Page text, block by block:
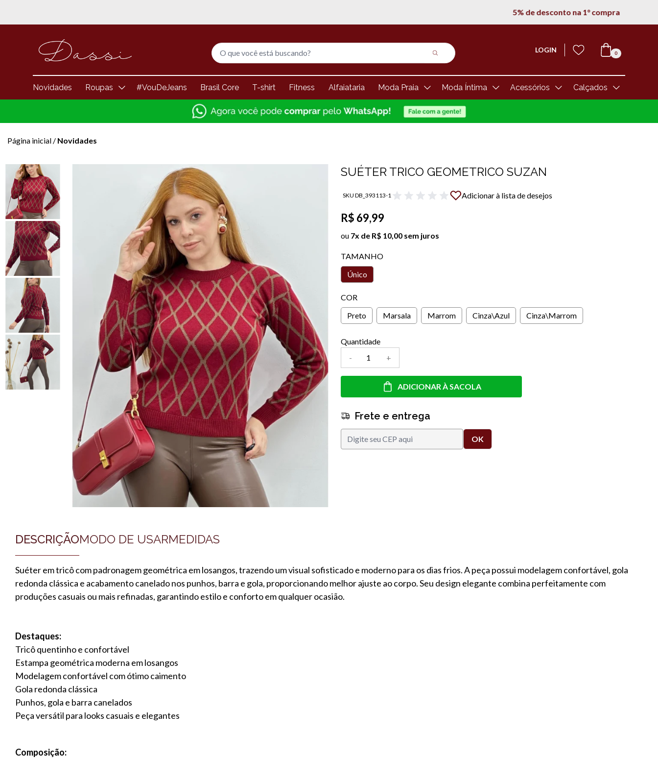
LOGIN 0
Novidades Roupas #VouDeJeans Brasil Core T-shirt Fitness Alfaiataria Moda Praia Moda Íntima Acessórios Calçados
Página inicial / Novidades
SUÉTER TRICO GEOMETRICO SUZAN
SKU DB_393113-1 Adicionar à lista de desejos
R$ 69,99
ou 7x de R$ 10,00 sem juros
TAMANHO
Único
COR
Preto
Marsala Marrom Cinza\Azul Cinza\Marrom
Quantidade
-
+
ADICIONAR À SACOLA
Frete e entrega
DESCRIÇÃOMODO DE USARMEDIDAS
Suéter em tricô com padronagem geométrica em losangos, trazendo um visual sofisticado e moderno para os dias frios. A peça possui modelagem confortável, gola
redonda clássica e acabamento canelado nos punhos, barra e gola, proporcionando melhor ajuste ao corpo. Seu design elegante combina perfeitamente com
produções casuais ou mais refinadas, garantindo estilo e conforto em qualquer ocasião.
Destaques:
Tricô quentinho e confortável
Estampa geométrica moderna em losangos
Modelagem confortável com ótimo caimento
Gola redonda clássica
Punhos, gola e barra canelados
Peça versátil para looks casuais e elegantes
Composição: